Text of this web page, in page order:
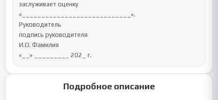
заслуживает оценку
«____________________________».
Руководитель
подпись руководителя
И.О. Фамилия
«__» _________ 202_ г.
Подробное описание